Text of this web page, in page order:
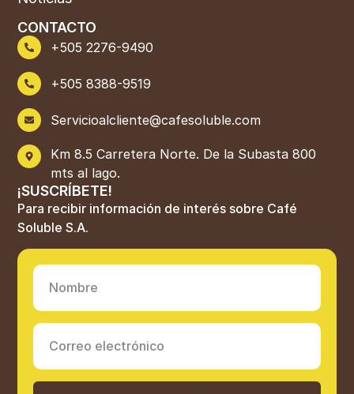
CONTACTO
+505 2276-9490
+505 8388-9519
Servicioalcliente@cafesoluble.com
Km 8.5 Carretera Norte. De la Subasta 800
mts al lago.
¡SUSCRÍBETE!
Para recibir información de interés sobre Café
Soluble S.A.